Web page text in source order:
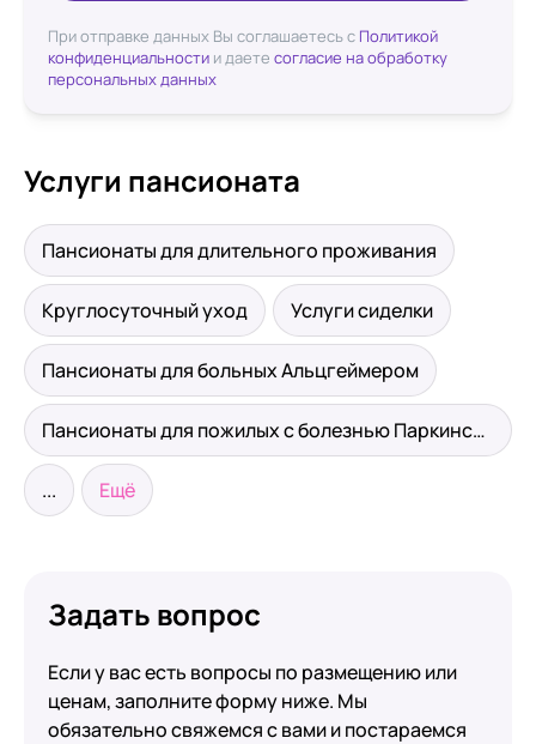
При отправке данных Вы соглашаетесь с Политикой
конфиденциальности и даете согласие на обработку
персональных данных
Услуги пансионата
Пансионаты для длительного проживания
Круглосуточный уход Услуги сиделки
Пансионаты для больных Альцгеймером
Пансионаты для пожилых с болезнью Паркинсона
... Ещё
Задать вопрос
Если у вас есть вопросы по размещению или
ценам, заполните форму ниже. Мы
обязательно свяжемся с вами и постараемся